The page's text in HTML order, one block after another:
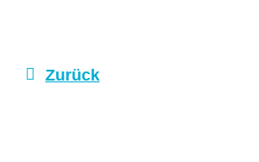
Zurück